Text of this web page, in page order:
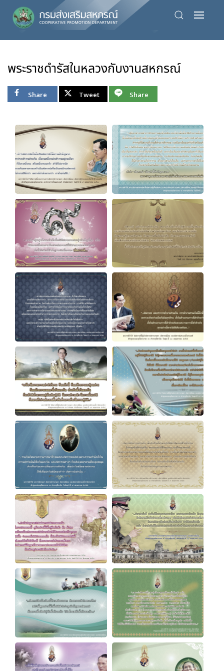
Skip
to
content
พระราชดำรัสในหลวงกับงานสหกรณ์
Share Tweet Share